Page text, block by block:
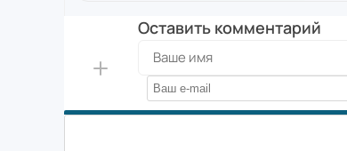
Оставить комментарий